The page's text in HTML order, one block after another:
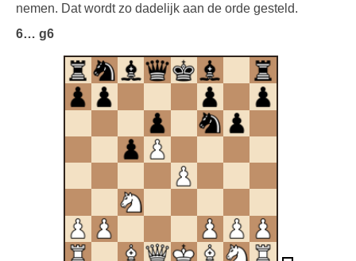
nemen. Dat wordt zo dadelijk aan de orde gesteld.
6… g6